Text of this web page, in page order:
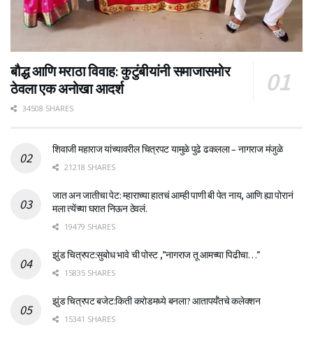
बौद्ध आणि मराठा विवाह: कुटुंबीयांनी समाजासमोर
ठेवला एक अनोखा आदर्श
34508 SHARES
शिवाजी महाराज यांच्यावरील चित्रपट यामुळे पुढे ढकलला – नागराज मंजुळे
21218 SHARES
जात अन जातीचा पेट: म्हाराच्या हातचं आम्ही पाणी बी पेत नाय, आणि ह्या पोरानं
मला त्येंच्या घरात निऊन ठेवलं.
19479 SHARES
झुंड चित्रपट:सुबोध भावे ची पोस्ट ,”नागराज तू आमच्या पिढीचा…”
15835 SHARES
झुंड चित्रपट बजेट:किती करोडमध्ये बनला? आतापर्यँतचे कलेक्शन
15341 SHARES